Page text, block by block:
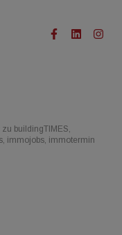
buildingTIMES,
immojobs, immotermin